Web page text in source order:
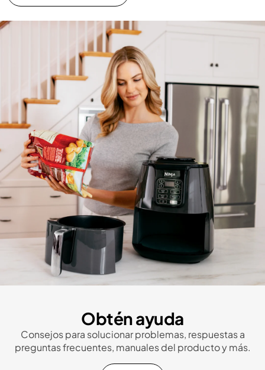
Obtén ayuda
Consejos para solucionar problemas, respuestas a
preguntas frecuentes, manuales del producto y más.